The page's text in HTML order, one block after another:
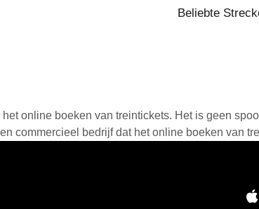
Beliebte
online boeken van treintickets. Het is geen
commercieel bedrijf dat het online boeken van